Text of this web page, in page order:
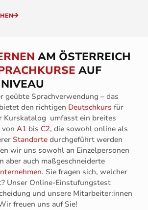
AM ÖSTERREICH
AUF
geübte Sprachverwendung – das
den richtigen Deutschkurs für
Kurskatalog umfasst ein breites
A1 bis C2, die sowohl online als
Standorte durchgeführt werden
wir uns sowohl an Einzelpersonen
aber auch maßgeschneiderte
. Sie fragen sich, welcher
Unser Online-Einstufungstest
und unsere Mitarbeiter:innen
freuen uns auf Sie!